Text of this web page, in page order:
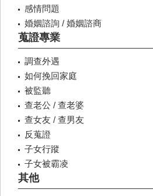
感情問題
婚姻諮詢 / 婚姻諮商
蒐證專業
調查外遇
如何挽回家庭
被監聽
查老公 / 查老婆
查女友 / 查男友
反蒐證
子女行蹤
子女被霸凌
其他